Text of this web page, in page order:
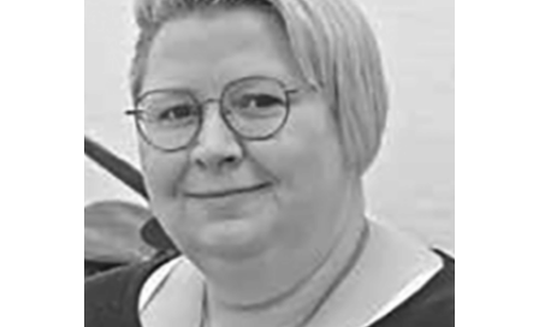
ORTE
EVENTS
REISEFÜHRER
REISEMAGAZINE